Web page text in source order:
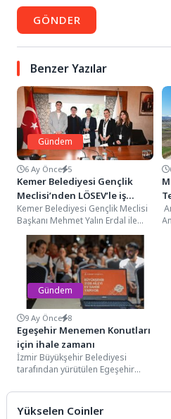
GÖNDER
Benzer Yazılar
Gündem
6 Ay Önce 5
Kemer Belediyesi Gençlik
Meclisi’nden LÖSEV’le iş
birliği
Kemer Belediyesi Gençlik Meclisi
Başkanı Mehmet Yalın Erdal ile
Lösemili Çocuklar Vakfı (LÖSEV)
Antalya İl...
Gündem
9 Ay Önce 8
Egeşehir Menemen Konutları
için ihale zamanı
İzmir Büyükşehir Belediyesi
tarafından yürütülen Egeşehir
ÇED olumlu kararının alınması
sonrasında ihale...
Yükselen Coinler